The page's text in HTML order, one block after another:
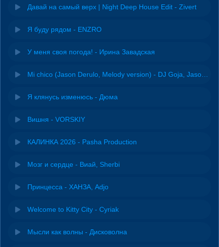
Давай на самый верх | Night Deep House Edit - Zivert
Я буду рядом - ENZRO
У меня своя погода! - Ирина Завадская
Я клянусь изменюсь - Дюма
Вишня - VORSKIY
КАЛИНКА 2026 - Pasha Production
Мозг и сердце - Виай, Sherbi
Принцесса - ХАНЗА, Adjo
Welcome to Kitty City - Cyriak
Мысли как волны - Дисковолна